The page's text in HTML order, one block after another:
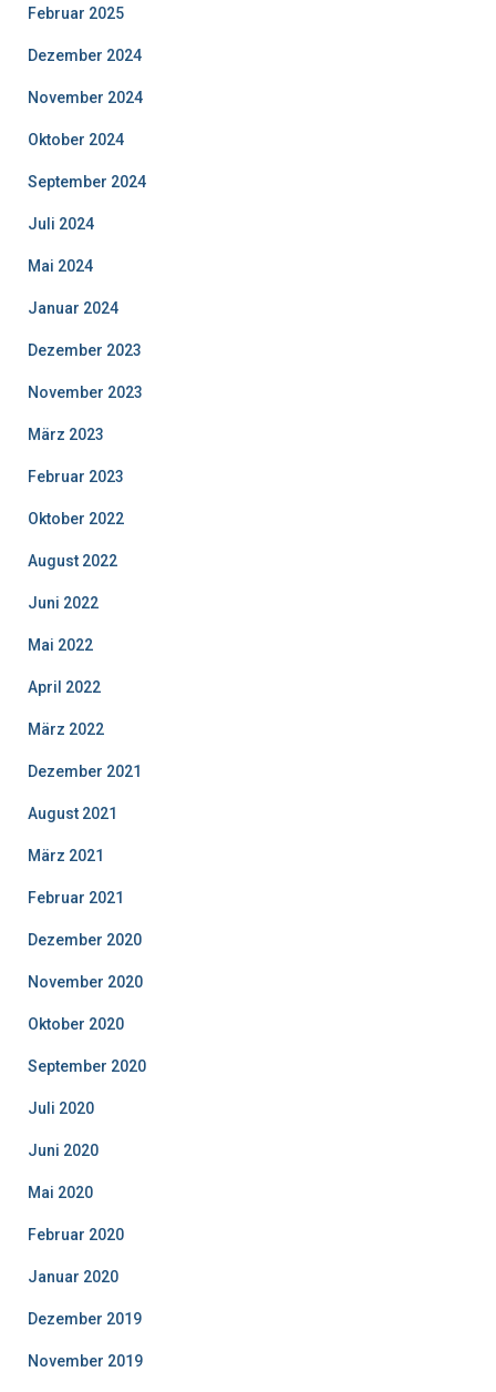
Februar 2025
Dezember 2024
November 2024
Oktober 2024
September 2024
Juli 2024
Mai 2024
Januar 2024
Dezember 2023
November 2023
März 2023
Februar 2023
Oktober 2022
August 2022
Juni 2022
Mai 2022
April 2022
März 2022
Dezember 2021
August 2021
März 2021
Februar 2021
Dezember 2020
November 2020
Oktober 2020
September 2020
Juli 2020
Juni 2020
Mai 2020
Februar 2020
Januar 2020
Dezember 2019
November 2019